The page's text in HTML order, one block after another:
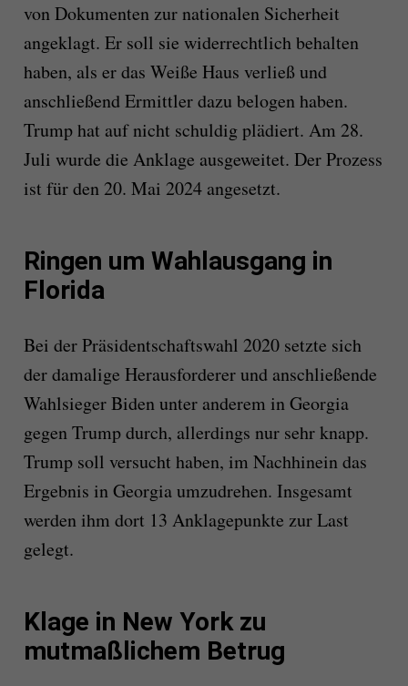
von Dokumenten zur nationalen Sicherheit
angeklagt. Er soll sie widerrechtlich behalten
haben, als er das Weiße Haus verließ und
anschließend Ermittler dazu belogen haben.
Trumphat auf nicht schuldig plädiert. Am 28.
Juli wurde die Anklage ausgeweitet. Der Prozess
ist für den 20. Mai 2024 angesetzt.
Ringen um Wahlausgang in
Florida
Bei der Präsidentschaftswahl 2020 setzte sich
der damalige Herausforderer und anschließende
Wahlsieger Biden unter anderem in Georgia
gegenTrumpdurch, allerdings nur sehr knapp.
Trump soll versucht haben, im Nachhinein das
Ergebnis in Georgia umzudrehen. Insgesamt
werden ihm dort 13 Anklagepunkte zur Last
gelegt.
Klage in New York zu
mutmaßlichem Betrug